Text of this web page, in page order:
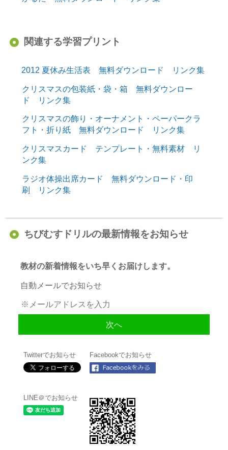
関連する学習プリント
2012 夏休み生活表 無料ダウンロード リンク集
クリスマスの包装紙・袋・箱 無料ダウンロー
ド リンク集
クリスマスの飾り・オーナメント・ペーパークラ
フト・折り紙 無料ダウンロード リンク集
クリスマスカード テンプレート・無料素材 リ
ンク集
ラジオ体操出席カード 無料ダウンロード・印
刷 リンク集
ちびむすドリルの最新情報をお知らせ
教材の新着情報をいち早くお届けします。
自動メールでお知らせ
Twitterでお知らせ Facebookでお知らせ
LINE＠でお知らせ